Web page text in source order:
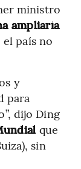
ministro
ampliaría
país no
y
para
dijo Ding
que
sin